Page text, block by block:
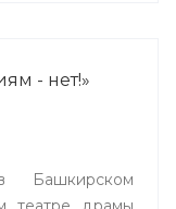
- нет!»